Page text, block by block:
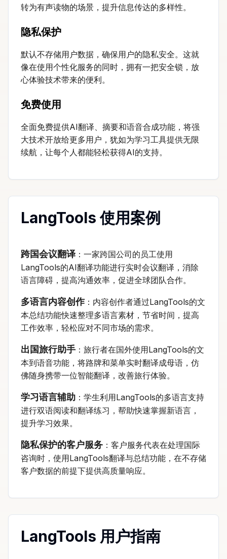
转为有声读物的场景，提升信息传达的多样性。
隐私保护
默认不存储用户数据，确保用户的隐私安全。这就
像在使用个性化服务的同时，拥有一把安全锁，放
心体验技术带来的便利。
免费使用
全面免费提供AI翻译、摘要和语音合成功能，将强
大技术开放给更多用户，犹如为学习工具提供无限
续航，让每个人都能轻松获得AI的支持。
LangTools 使用案例
跨国会议翻译 ：一家跨国公司的员工使用
LangTools的AI翻译功能进行实时会议翻译，消除
语言障碍，提高沟通效率，促进全球团队合作。
多语言内容创作：内容创作者通过LangTools的文
本总结功能快速整理多语言素材，节省时间，提高
工作效率，轻松应对不同市场的需求。
出国旅行助手 ：旅行者在国外使用LangTools的文
本到语音功能，将路牌和菜单实时翻译成母语，仿
佛随身携带一位智能翻译，改善旅行体验。
学习语言辅助 ：学生利用LangTools的多语言支持
进行双语阅读和翻译练习，帮助快速掌握新语言，
提升学习效果。
隐私保护的客户服务 ：客户服务代表在处理国际
咨询时，使用LangTools翻译与总结功能，在不存储
客户数据的前提下提供高质量响应。
LangTools 用户指南